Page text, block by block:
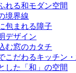
れる和モダン空間
境界線
包まれる障子
デザイン
む窓のカタチ
こだわるキッチン
した「和」の空間